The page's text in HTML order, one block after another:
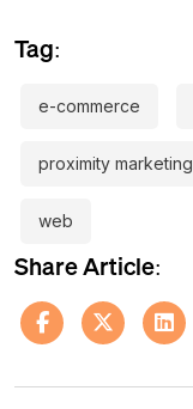
Tag:
e-commerce
proximity marketing
web
Share Article: